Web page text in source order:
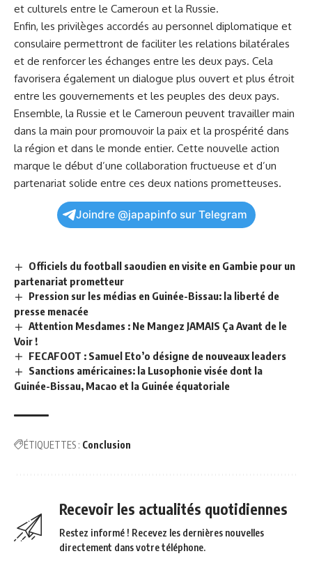
et culturels‌ entre le ⁢Cameroun et la Russie.
Enfin, les privilèges accordés ⁤au personnel diplomatique et
consulaire permettront de faciliter les relations bilatérales
et ​de renforcer les échanges​ entre les deux pays. Cela
⁢favorisera également un dialogue plus⁤ ouvert et plus étroit
entre les ⁢gouvernements et les ⁢peuples des deux⁣ pays.
Ensemble, la‌ Russie et le Cameroun peuvent travailler main⁤
dans la main⁣ pour⁣ promouvoir la paix et la prospérité dans
la région et ‌dans le monde entier. Cette nouvelle action
marque le début d’une collaboration​ fructueuse et d’un
partenariat solide entre ces deux nations ‍prometteuses.
Joindre @japapinfo sur Telegram
Officiels du football saoudien en visite en Gambie pour un
partenariat prometteur
Pression sur les médias en Guinée-Bissau: la liberté de
presse menacée
Attention Mesdames : Ne Mangez JAMAIS Ça Avant de le
Voir !
FECAFOOT : Samuel Eto’o désigne de nouveaux leaders
Sanctions américaines: la Lusophonie visée dont la
Guinée-Bissau, Macao et la Guinée équatoriale
ÉTIQUETTES : Conclusion
Recevoir les actualités quotidiennes
Restez informé ! Recevez les dernières nouvelles
directement dans votre téléphone.